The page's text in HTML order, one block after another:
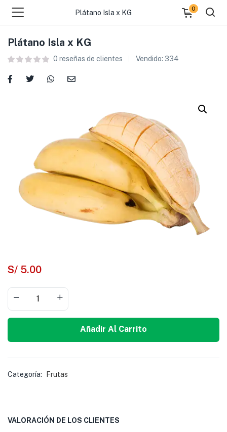
Plátano Isla x KG
0
Plátano Isla x KG
0 reseñas de clientes Vendido: 334
S/ 5.00
Añadir Al Carrito
Categoría: Frutas
VALORACIÓN DE LOS CLIENTES